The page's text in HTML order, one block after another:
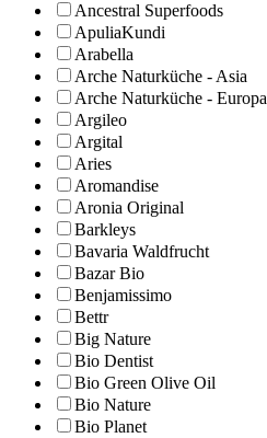
Ancestral Superfoods
ApuliaKundi
Arabella
Arche Naturküche - Asia
Arche Naturküche - Europa
Argileo
Argital
Aries
Aromandise
Aronia Original
Barkleys
Bavaria Waldfrucht
Bazar Bio
Benjamissimo
Bettr
Big Nature
Bio Dentist
Bio Green Olive Oil
Bio Nature
Bio Planet